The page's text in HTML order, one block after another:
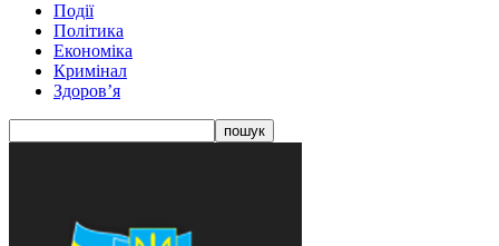
Події
Політика
Економіка
Кримінал
Здоров’я